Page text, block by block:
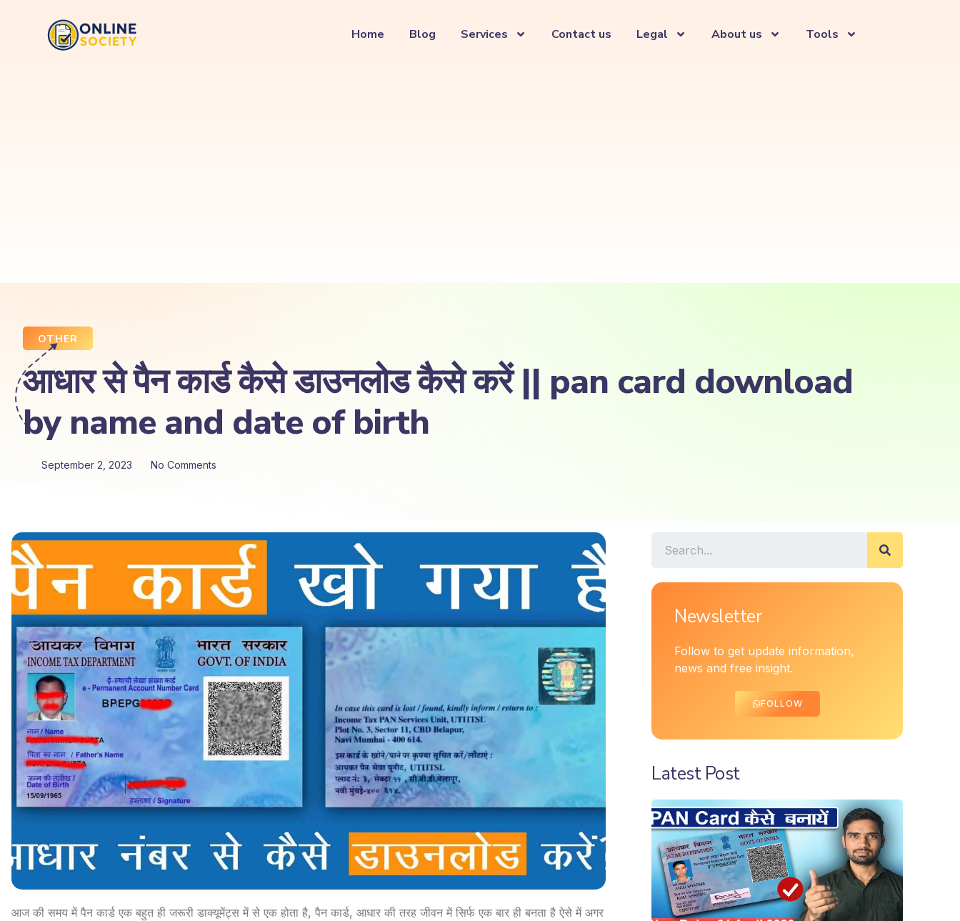
Home Blog Services Contact us Legal About us Tools
OTHER
आधार से पैन कार्ड कैसे डाउनलोड कैसे करें || pan card download
by name and date of birth
September 2, 2023 No Comments
आज की समय में पैन कार्ड एक बहुत ही जरूरी डाक्यूमेंट्स में से एक होता है, पैन कार्ड, आधार की तरह जीवन में सिर्फ एक बार ही बनता है ऐसे में अगर
Newsletter
Follow to get update information,
news and free insight.
FOLLOW
Latest Post